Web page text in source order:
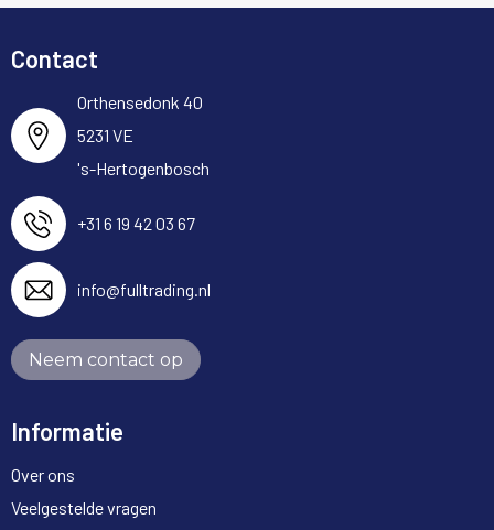
Contact
Orthensedonk 40
5231 VE
's-Hertogenbosch
+31 6 19 42 03 67
info@fulltrading.nl
Neem contact op
Informatie
Over ons
Veelgestelde vragen